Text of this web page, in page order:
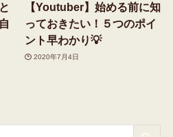
【Youtuber】始める前に知
っておきたい！５つのポイ
ント早わかり💡
2020年7月4日